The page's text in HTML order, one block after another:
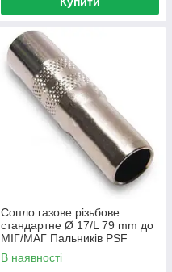
Сопло газове різьбове
стандартне Ø 17/L 79 mm до
МІГ/МАГ Пальників PSF
405/510w ESAB
В наявності